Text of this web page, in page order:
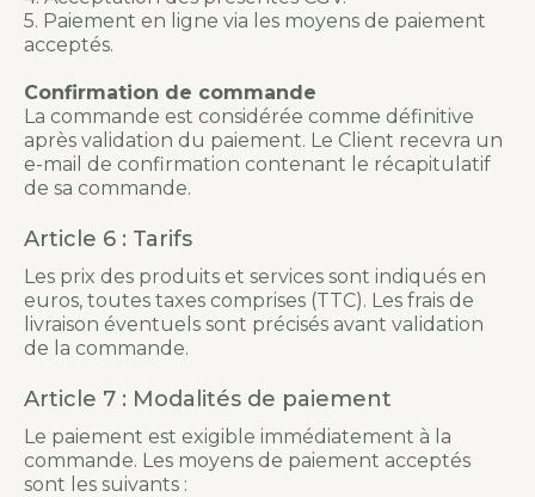
5. Paiement en ligne via les moyens de paiement
acceptés.
Confirmation de commande
La commande est considérée comme définitive
après validation du paiement. Le Client recevra un
e-mail de confirmation contenant le récapitulatif
de sa commande.
Article 6 : Tarifs
Les prix des produits et services sont indiqués en
euros, toutes taxes comprises (TTC). Les frais de
livraison éventuels sont précisés avant validation
de la commande.
Article 7 : Modalités de paiement
Le paiement est exigible immédiatement à la
commande. Les moyens de paiement acceptés
sont les suivants :